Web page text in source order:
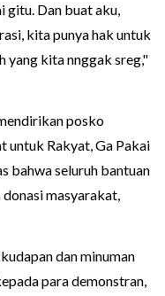
gitu. Dan buat aku,
kita punya hak untuk
yang kita nnggak sreg,"
posko
untuk Rakyat, Ga Pakai
bahwa seluruh bantuan
masyarakat,
dan minuman
para demonstran,